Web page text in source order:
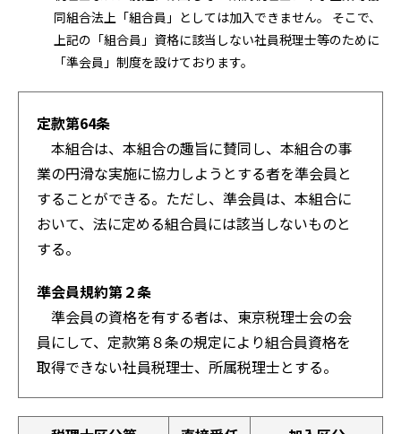
同組合法上「組合員」としては加入できません。 そこで、
上記の「組合員」資格に該当しない社員税理士等のために
「準会員」制度を設けております。
定款第64条
本組合は、本組合の趣旨に賛同し、本組合の事
業の円滑な実施に協力しようとする者を準会員と
することができる。ただし、準会員は、本組合に
おいて、法に定める組合員には該当しないものと
する。
準会員規約第２条
準会員の資格を有する者は、東京税理士会の会
員にして、定款第８条の規定により組合員資格を
取得できない社員税理士、所属税理士とする。